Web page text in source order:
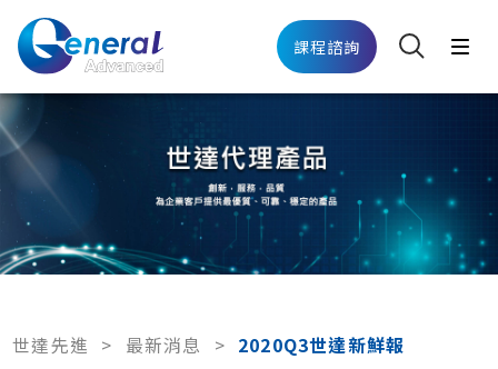
課程諮詢
世達先進 > 最新消息 > 2020Q3世達新鮮報